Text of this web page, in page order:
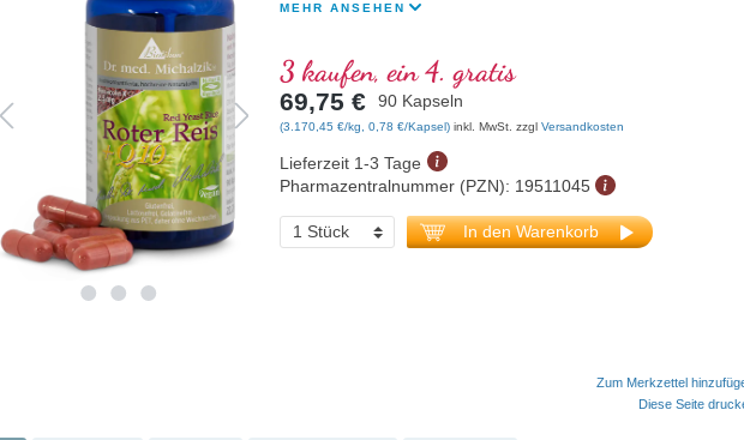
MEHR ANSEHEN
3 kaufen, ein 4. gratis
69,75 € 90 Kapseln
(3.170,45 €/kg, 0,78 €/Kapsel) inkl. MwSt. zzgl Versandkosten
Lieferzeit 1-3 Tage
Pharmazentralnummer (PZN): 19511045
In den Warenkorb
Zum Merkzettel
Diese Seite